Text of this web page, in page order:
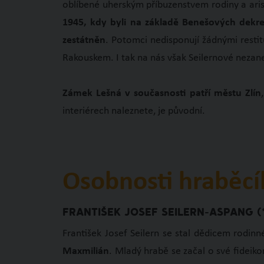
oblíbené uherským příbuzenstvem rodiny a
1945, kdy byli na základě Benešových
zestátněn . Potomci nedisponují žádnými
Rakouskem. I tak na nás však Seilernové
Zámek Lešná v současnosti patří městu Zlín
interiérech naleznete, je původní.
Osobnosti
FRANTIŠEK JOSEF SEILERN-ASPANG
František Josef Seilern se stal dědicem
Maxmilián . Mladý hrabě se začal o své